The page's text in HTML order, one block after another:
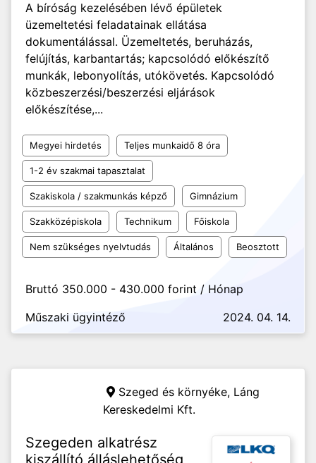
A bíróság kezelésében lévő épületek
üzemeltetési feladatainak ellátása
dokumentálással. Üzemeltetés, beruházás,
felújítás, karbantartás; kapcsolódó előkészítő
munkák, lebonyolítás, utókövetés. Kapcsolódó
közbeszerzési/beszerzési eljárások
előkészítése,...
Megyei hirdetés Teljes munkaidő 8 óra
1-2 év szakmai tapasztalat
Szakiskola / szakmunkás képző Gimnázium
Szakközépiskola Technikum Főiskola
Nem szükséges nyelvtudás Általános Beosztott
Bruttó 350.000 - 430.000 forint / Hónap
Műszaki ügyintéző
2024. 04. 14.
Szeged és környéke, Láng
Kereskedelmi Kft.
Szegeden alkatrész
kiszállító álláslehetőség